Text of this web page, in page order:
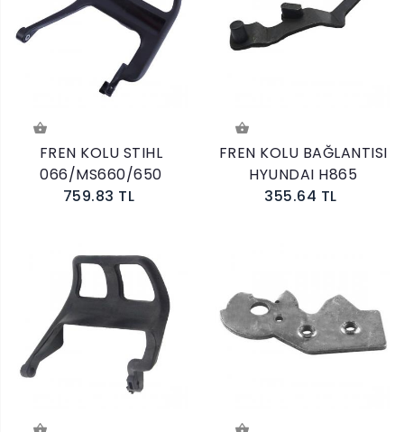
FREN KOLU STIHL
066/MS660/650
759.83 TL
FREN KOLU BAĞLANTISI
HYUNDAI H865
355.64 TL